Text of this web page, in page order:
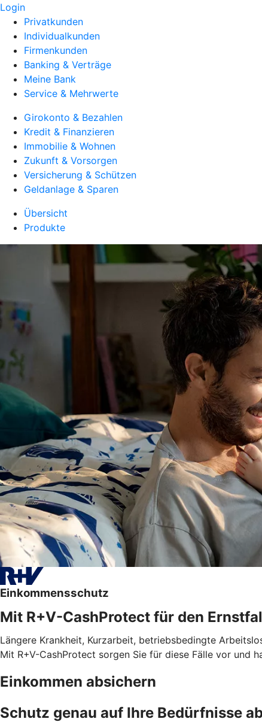
Login
Privatkunden
Individualkunden
Firmenkunden
Banking & Verträge
Meine Bank
Service & Mehrwerte
Girokonto & Bezahlen
Kredit & Finanzieren
Immobilie & Wohnen
Zukunft & Vorsorgen
Versicherung & Schützen
Geldanlage & Sparen
Übersicht
Produkte
Einkommensschutz
Mit R+V-CashProtect für den
Längere Krankheit, Kurzarbeit, betriebsbedingte
Mit R+V-CashProtect sorgen Sie für diese Fälle vor und
Einkommen absichern
Schutz genau auf Ihre Bedürfnisse